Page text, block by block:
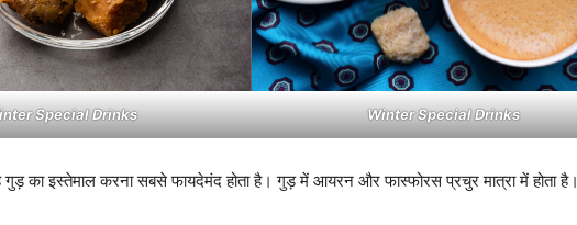
Special Drinks Winter Special Drinks
गुड़ का इस्तेमाल करना सबसे फायदेमंद होता है। गुड़ में आयरन और फास्फोरस प्रचुर मात्रा में होता है।